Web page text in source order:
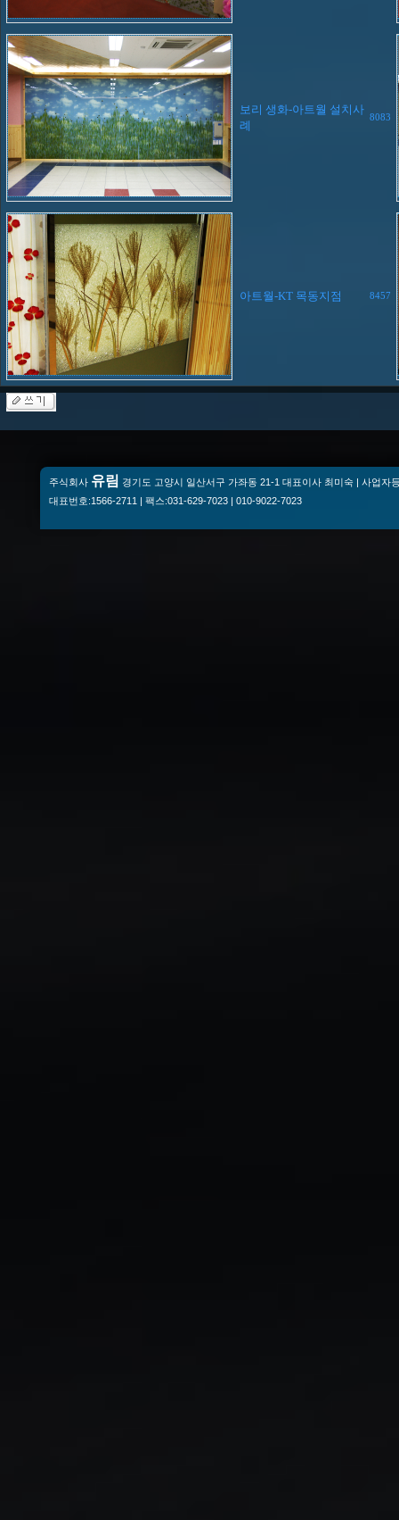
보리 생화-아트월 설치사
례
8083
아트월-KT 목동지점 8457
주식회사 유림 경기도 고양시 일산서구 가좌동 21-1 대표이사 최미숙 | 사업자
대표번호:1566-2711 | 팩스:031-629-7023 | 010-9022-7023